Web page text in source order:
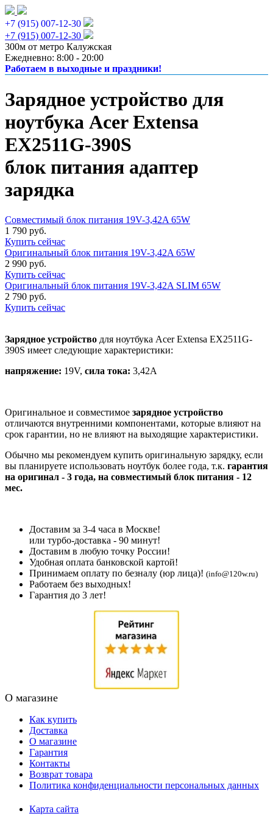
+7 (915) 007-12-30
+7 (915) 007-12-30
300м от метро Калужская
Ежедневно: 8:00 - 20:00
Работаем в выходные и праздники!
Зарядное устройство для
ноутбука Acer Extensa
EX2511G-390S
блок питания адаптер
зарядка
Совместимый блок питания 19V-3,42A 65W
1 790 руб.
Купить сейчас
Оригинальный блок питания 19V-3,42A 65W
2 990 руб.
Купить сейчас
Оригинальный блок питания 19V-3,42A SLIM 65W
2 790 руб.
Купить сейчас
Зарядное устройство для ноутбука Acer Extensa EX2511G-
390S имеет следующие характеристики:
напряжение: 19V, сила тока: 3,42A
Оригинальное и совместимое зарядное устройство
отличаются внутренними компонентами, которые влияют на
срок гарантии, но не влияют на выходящие характеристики.
Обычно мы рекомендуем купить оригинальную зарядку, если
вы планируете использовать ноутбук более года, т.к. гарантия
на оригинал - 3 года, на совместимый блок питания - 12
мес.
Доставим за 3-4 часа в Москве!
или турбо-доставка - 90 минут!
Доставим в любую точку России!
Удобная оплата банковской картой!
Принимаем оплату по безналу (юр лица)! (info@120w.ru)
Работаем без выходных!
Гарантия до 3 лет!
О магазине
Как купить
Доставка
О магазине
Гарантия
Контакты
Возврат товара
Политика конфиденциальности персональных данных
Карта сайта